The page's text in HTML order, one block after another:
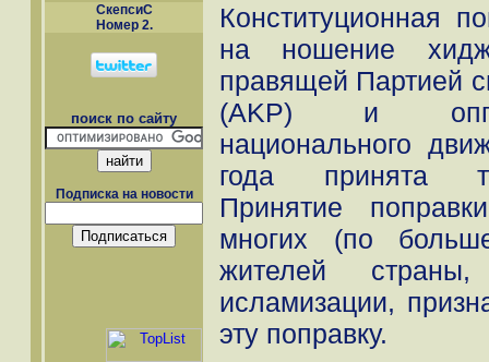
СкепсиС
Номер 2.
поиск по сайту
Подписка на новости
Конституционная
на ношение
правящей Партией
(AKP) и
национального
года принята
Принятие
многих (по
жителей
исламизации,
эту поправку.